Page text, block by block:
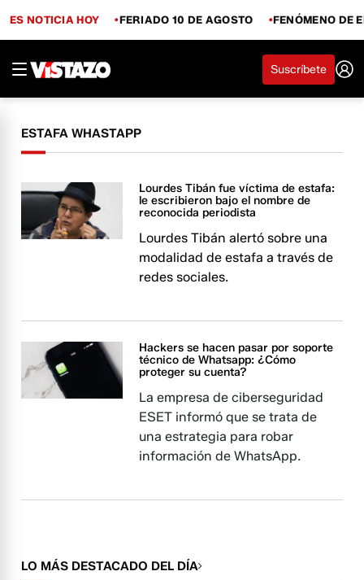
ES NOTICIA HOY FERIADO 10 DE AGOSTO FENÓMENO DE
Suscríbete
ESTAFA WHASTAPP
Lourdes Tibán fue víctima de estafa:
le escribieron bajo el nombre de
reconocida periodista
Lourdes Tibán alertó sobre una
modalidad de estafa a través de
redes sociales.
Hackers se hacen pasar por soporte
técnico de Whatsapp: ¿Cómo
proteger su cuenta?
La empresa de ciberseguridad
ESET informó que se trata de
una estrategia para robar
información de WhatsApp.
LO MÁS DESTACADO DEL DÍA